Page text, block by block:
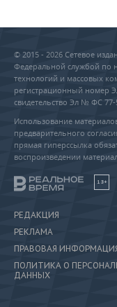
© 2015 - 2026 Сетевое
Федеральной службой по
технологий и массовых
регистрационный номер
свидетельство Эл № ФС 77-
Использование
предварительного
прямая гиперссылка
воспроизведении
18+
РЕДАКЦИЯ
РЕКЛАМА
ПРАВОВАЯ
ПОЛИТИКА О
ДАННЫХ